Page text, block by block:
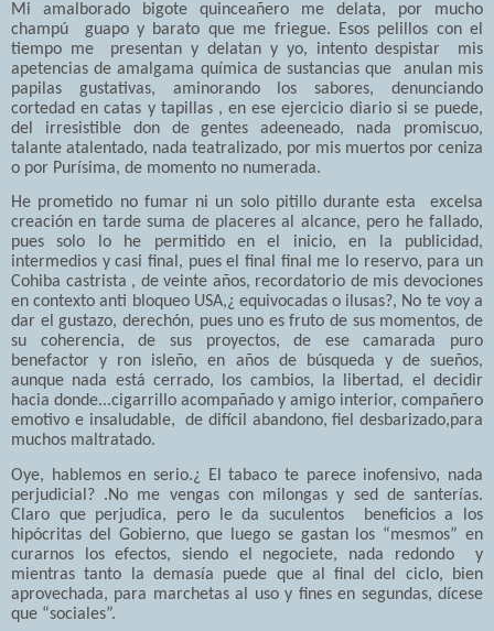
Mi amalborado bigote quinceañero me delata, por mucho
champú guapo y barato que me friegue. Esos pelillos con el
tiempo me presentan y delatan y yo, intento despistar mis
apetencias de amalgama química de sustancias que anulan mis
papilas gustativas, aminorando los sabores, denunciando
cortedad en catas y tapillas , en ese ejercicio diario si se puede,
del irresistible don de gentes adeeneado, nada promiscuo,
talante atalentado, nada teatralizado, por mis muertos por ceniza
o por Purísima, de momento no numerada.
He prometido no fumar ni un solo pitillo durante esta excelsa
creación en tarde suma de placeres al alcance, pero he fallado,
pues solo lo he permitido en el inicio, en la publicidad,
intermedios y casi final, pues el final final me lo reservo, para un
Cohiba castrista , de veinte años, recordatorio de mis devociones
en contexto anti bloqueo USA,¿ equivocadas o ilusas?, No te voy a
dar el gustazo, derechón, pues uno es fruto de sus momentos, de
su coherencia, de sus proyectos, de ese camarada puro
benefactor y ron isleño, en años de búsqueda y de sueños,
aunque nada está cerrado, los cambios, la libertad, el decidir
hacia donde...cigarrillo acompañado y amigo interior, compañero
emotivo e insaludable, de difícil abandono, fiel desbarizado,para
muchos maltratado.
Oye, hablemos en serio.¿ El tabaco te parece inofensivo, nada
perjudicial? .No me vengas con milongas y sed de santerías.
Claro que perjudica, pero le da suculentos beneficios a los
hipócritas del Gobierno, que luego se gastan los “mesmos” en
curarnos los efectos, siendo el negociete, nada redondo y
mientras tanto la demasía puede que al final del ciclo, bien
aprovechada, para marchetas al uso y fines en segundas, dícese
que “sociales”.